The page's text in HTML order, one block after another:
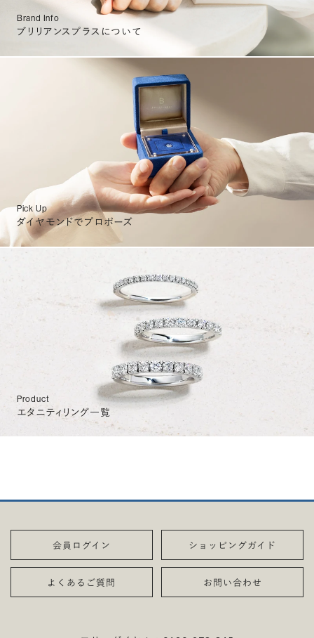
Brand Info
ブリリアンスプラスについて
Pick Up
ダイヤモンドでプロポーズ
Product
エタニティリング一覧
会員ログイン ショッピングガイド
よくあるご質問 お問い合わせ